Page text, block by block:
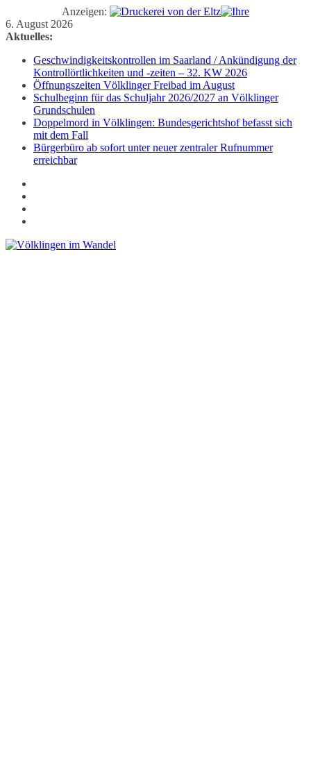
Anzeigen:
Zum
Inhalt
6. August 2026
Aktuelles:
Geschwindigkeitskontrollen im Saarland / Ankündigung der
Kontrollörtlichkeiten und -zeiten – 32. KW 2026
Öffnungszeiten Völklinger Freibad im August
Schulbeginn für das Schuljahr 2026/2027 an Völklinger
Grundschulen
Doppelmord in Völklingen: Bundesgerichtshof befasst sich
mit dem Fall
Bürgerbüro ab sofort unter neuer zentraler Rufnummer
erreichbar